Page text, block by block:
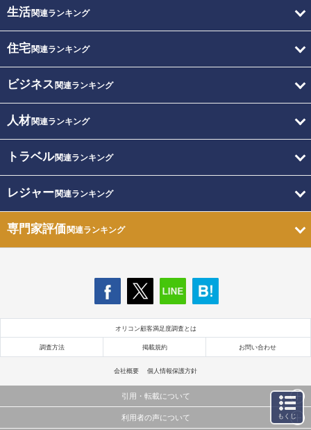
生活関連ランキング
住宅関連ランキング
ビジネス 関連ランキング
人材関連ランキング
トラベル関連ランキング
レジャー関連ランキング
専門家評価関連ランキング
オリコン顧客満足度調査とは
調査方法 掲載規約 お問い合わせ
会社概要 個人情報保護方針
引用・転載について
当サイトで公開されている情報（文字、写真、イラスト、画像データ等）及びこれらの配置・
利用者の声について もくじ